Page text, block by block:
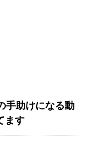
手助けになる動
ます